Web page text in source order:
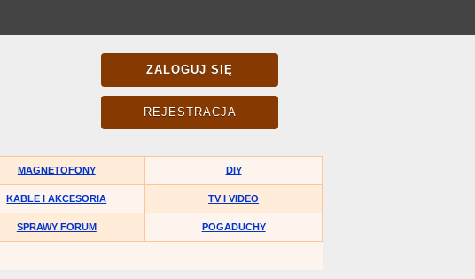
ZALOGUJ SIĘ
REJESTRACJA
MAGNETOFONY DIY
KABLE I AKCESORIA TV I VIDEO
SPRAWY FORUM POGADUCHY